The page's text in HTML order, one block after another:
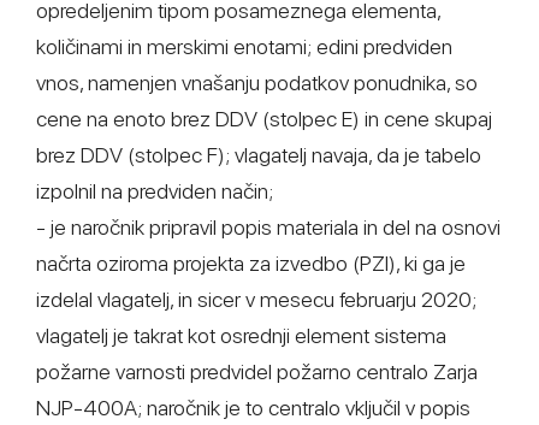
opredeljenim tipom posameznega elementa,
količinami in merskimi enotami; edini predviden
vnos, namenjen vnašanju podatkov ponudnika, so
cene na enoto brez DDV (stolpec E) in cene skupaj
brez DDV (stolpec F); vlagatelj navaja, da je tabelo
izpolnil na predviden način;
- je naročnik pripravil popis materiala in del na osnovi
načrta oziroma projekta za izvedbo (PZI), ki ga je
izdelal vlagatelj, in sicer v mesecu februarju 2020;
vlagatelj je takrat kot osrednji element sistema
požarne varnosti predvidel požarno centralo Zarja
NJP-400A; naročnik je to centralo vključil v popis